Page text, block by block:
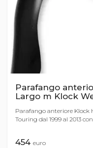
Parafango
Largo m Klock
Parafango anteriore Klock
Touring dal 1999 al 2013 con
454 euro